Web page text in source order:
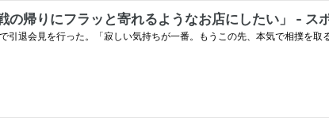
帰りにフラッと寄れるようなお店にしたい」 - ス
退会見を行った。「寂しい気持ちが一番。もうこの先、本気で相撲を取